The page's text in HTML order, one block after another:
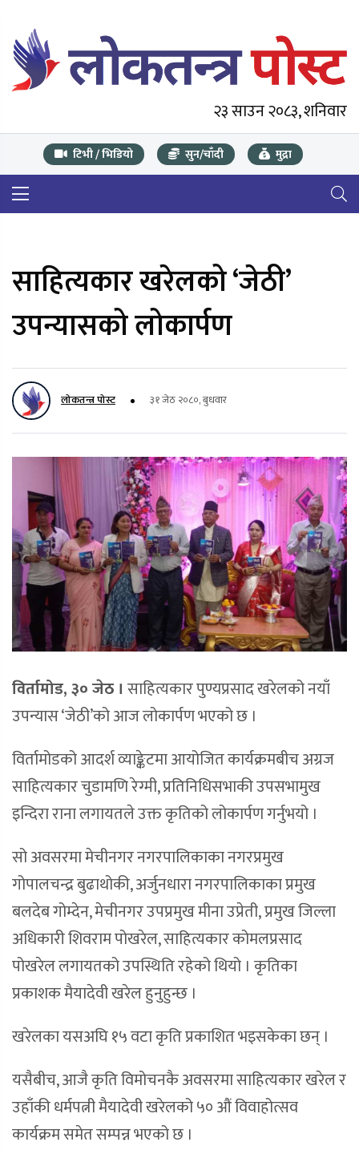
२३ साउन २०८३, शनिवार
टिभी / भिडियो सुन/चाँदी मुद्रा
साहित्यकार खरेलको ‘जेठी’
उपन्यासको लोकार्पण
लोकतन्त्र पोस्ट ३१ जेठ २०८०, बुधवार
विर्तामोड, ३० जेठ । साहित्यकार पुण्यप्रसाद खरेलको नयाँ
उपन्यास ‘जेठी’को आज लोकार्पण भएको छ ।
विर्तामोडको आदर्श व्याङ्केटमा आयोजित कार्यक्रमबीच अग्रज
साहित्यकार चुडामणि रेग्मी, प्रतिनिधिसभाकी उपसभामुख
इन्दिरा राना लगायतले उक्त कृतिको लोकार्पण गर्नुभयो ।
सो अवसरमा मेचीनगर नगरपालिकाका नगरप्रमुख
गोपालचन्द्र बुढाथोकी, अर्जुनधारा नगरपालिकाका प्रमुख
बलदेब गोम्देन, मेचीनगर उपप्रमुख मीना उप्रेती, प्रमुख जिल्ला
अधिकारी शिवराम पोखरेल, साहित्यकार कोमलप्रसाद
पोखरेल लगायतको उपस्थिति रहेको थियो । कृतिका
प्रकाशक मैयादेवी खरेल हुनुहुन्छ ।
खरेलका यसअघि १५ वटा कृति प्रकाशित भइसकेका छन् ।
यसैबीच, आजै कृति विमोचनकै अवसरमा साहित्यकार खरेल र
उहाँकी धर्मपत्नी मैयादेवी खरेलको ५० औं विवाहोत्सव
कार्यक्रम समेत सम्पन्न भएको छ ।